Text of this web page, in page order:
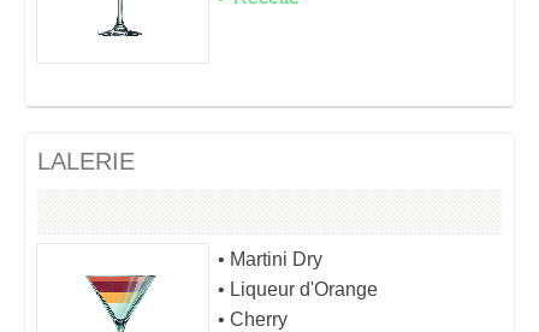
LALERIE
• Martini Dry
• Liqueur d'Orange
• Cherry